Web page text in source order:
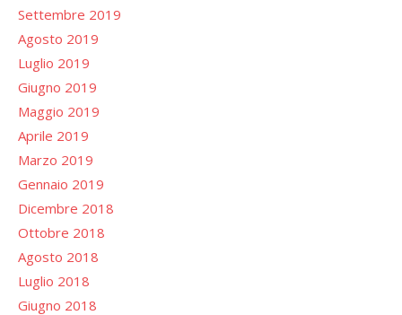
Settembre 2019
Agosto 2019
Luglio 2019
Giugno 2019
Maggio 2019
Aprile 2019
Marzo 2019
Gennaio 2019
Dicembre 2018
Ottobre 2018
Agosto 2018
Luglio 2018
Giugno 2018